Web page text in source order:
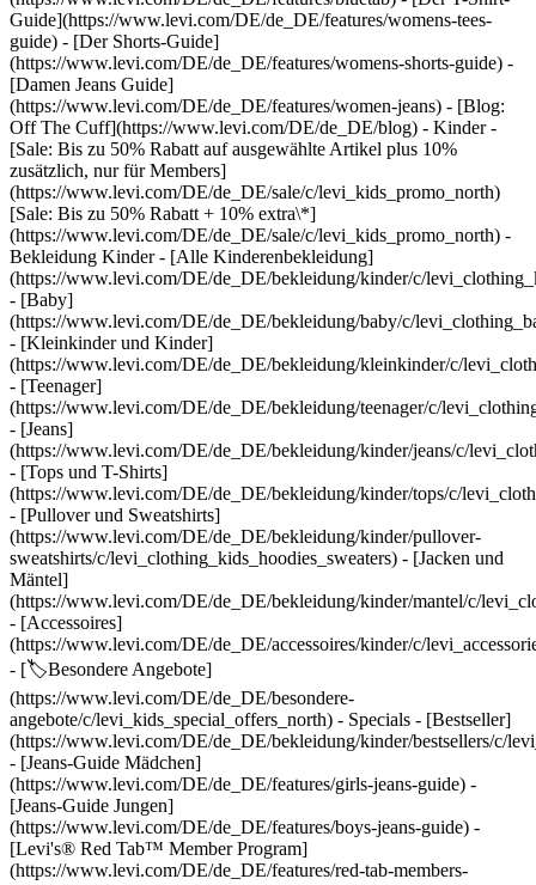
Guide](https://www.levi.com/DE/de_DE/features/womens-tees-
guide) - [Der Shorts-Guide]
(https://www.levi.com/DE/de_DE/features/womens-shorts-guide) -
[Damen Jeans Guide]
(https://www.levi.com/DE/de_DE/features/women-jeans) - [Blog:
Off The Cuff](https://www.levi.com/DE/de_DE/blog) - Kinder-
[Sale: Bis zu 50% Rabatt auf ausgewählte Artikel plus 10%
zusätzlich, nur für Members]
(https://www.levi.com/DE/de_DE/sale/c/levi_kids_promo_north)
[Sale: Bis zu 50% Rabatt + 10% extra\*]
(https://www.levi.com/DE/de_DE/sale/c/levi_kids_promo_north) -
Bekleidung Kinder - [Alle Kinderenbekleidung]
(https://www.levi.com/DE/de_DE/bekleidung/kinder/c/
- [Baby]
(https://www.levi.com/DE/de_DE/bekleidung/baby/c/
- [Kleinkinder und Kinder]
(https://www.levi.com/DE/de_DE/bekleidung/kleinkinder/c/
- [Teenager]
(https://www.levi.com/DE/de_DE/bekleidung/teenager/c/
- [Jeans]
(https://www.levi.com/DE/de_DE/bekleidung/kinder/jeans/c/
- [Tops und T-Shirts]
(https://www.levi.com/DE/de_DE/bekleidung/kinder/tops/c/
- [Pullover und Sweatshirts]
(https://www.levi.com/DE/de_DE/bekleidung/kinder/pullover-
sweatshirts/c/levi_clothing_kids_hoodies_sweaters) - [Jacken und
Mäntel]
(https://www.levi.com/DE/de_DE/bekleidung/kinder/mantel/c/
- [Accessoires]
(https://www.levi.com/DE/de_DE/accessoires/kinder/c/
- [🏷️Besondere Angebote]
(https://www.levi.com/DE/de_DE/besondere-
angebote/c/levi_kids_special_offers_north) - Specials - [Bestseller]
(https://www.levi.com/DE/de_DE/bekleidung/kinder/bestsellers/c/
- [Jeans-Guide Mädchen]
(https://www.levi.com/DE/de_DE/features/girls-jeans-guide) -
[Jeans-Guide Jungen]
(https://www.levi.com/DE/de_DE/features/boys-jeans-guide) -
[Levi's® Red Tab™ Member Program]
(https://www.levi.com/DE/de_DE/features/red-tab-members-